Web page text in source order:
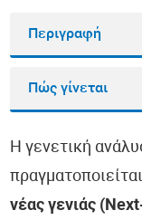
Περιγραφή
Πώς γίνεται
Η γενετική
νέας γενιάς